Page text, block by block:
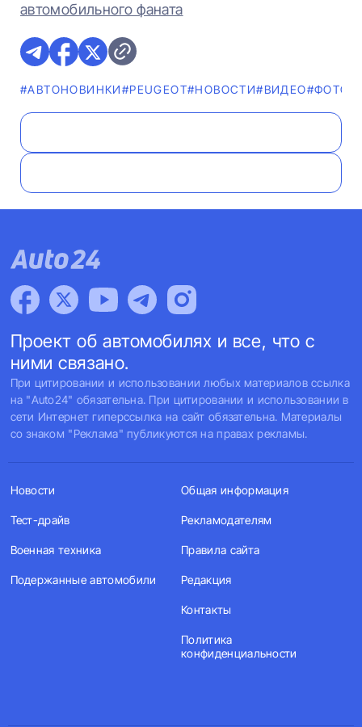
автомобильного фаната
#AВТОНОВИНКИ#PEUGEOT#НОВОСТИ#ВИДЕО#ФОТО
Проект об автомобилях и все, что с
ними связано.
При цитировании и использовании любых материалов ссылка
на "Auto24" обязательна. При цитировании и использовании в
сети Интернет гиперссылка на сайт обязательна. Материалы
со знаком "Реклама" публикуются на правах рекламы.
Новости
Тест-драйв
Военная техника
Подержанные автомобили
Общая информация
Рекламодателям
Правила сайта
Редакция
Контакты
Политика
конфиденциальности